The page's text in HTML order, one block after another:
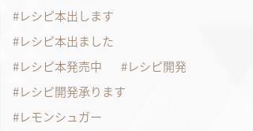
レシピ本出します
レシピ本出ました
レシピ本発売中
レシピ開発
レシピ開発承ります
レモンシュガー